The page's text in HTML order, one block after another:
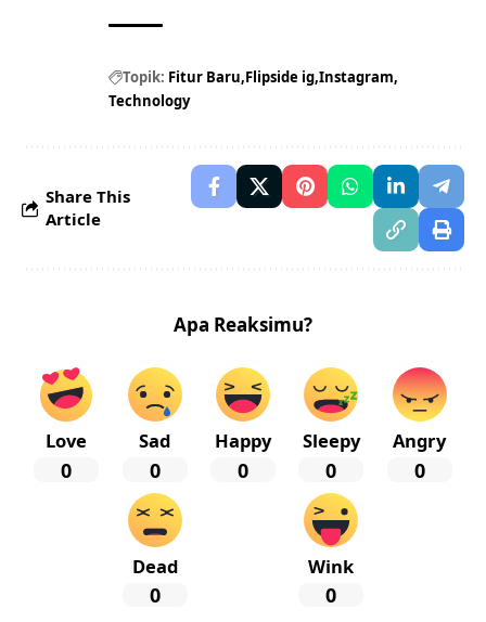
Topik: Fitur Baru Flipside ig Instagram
Technology
Share This
Article
Apa Reaksimu?
Love
0
Sad
0
Happy
0
Sleepy
0
Angry
0
Dead
0
Wink
0